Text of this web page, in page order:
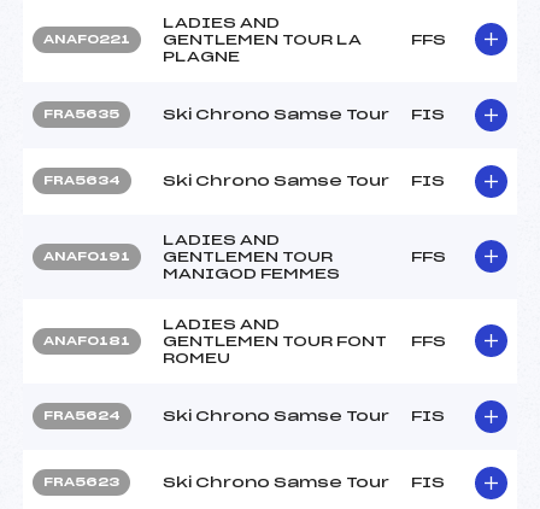
ANAF0221
LADIES AND
GENTLEMEN TOUR LA
PLAGNE
FFS
FRA5635 Ski Chrono Samse Tour FIS
FRA5634 Ski Chrono Samse Tour FIS
ANAF0191
LADIES AND
GENTLEMEN TOUR
MANIGOD FEMMES
FFS
ANAF0181
LADIES AND
GENTLEMEN TOUR FONT
ROMEU
FFS
FRA5624 Ski Chrono Samse Tour FIS
FRA5623 Ski Chrono Samse Tour FIS